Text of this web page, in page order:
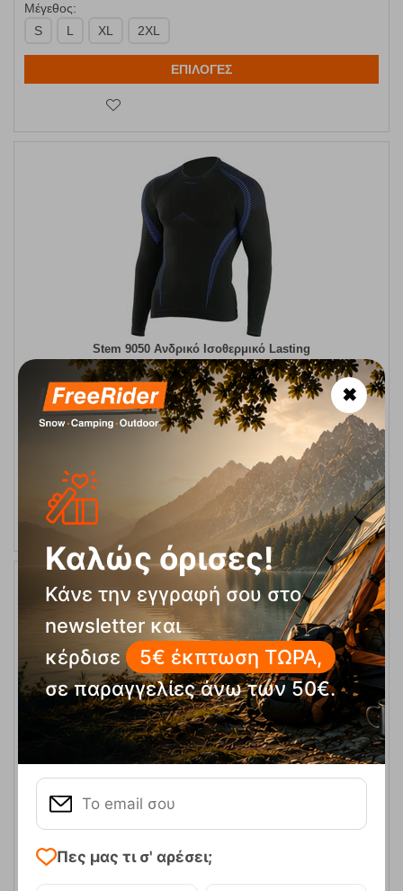
Μέγεθος:
S
L XL 2XL
ΕΠΙΛΟΓΕΣ
Stem 9050 Ανδρικό Ισοθερμικό Lasting
Κωδικός: FRE-10806
Άμεσα διαθέσιμο
44,00 €
Μέγεθος:
ΕΠΙΛΟΓΕΣ
Ανδρικό Ισοθερμικό Κολάν Ateo 6262 Χακί Lasting
Κωδικός:
FRE-5089
Άμεσα
Μέγεθος:
S-M
L-XL
✖
Καλώς όρισες!
Κάνε την εγγραφή σου στο
newsletter και
κέρδισε
5€ έκπτωση ΤΩΡΑ,
σε παραγγελίες άνω των 50€.
Πες μας τι σ' αρέσει;